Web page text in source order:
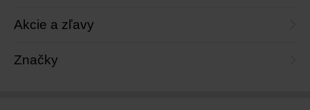
Akcie a zľavy
Značky